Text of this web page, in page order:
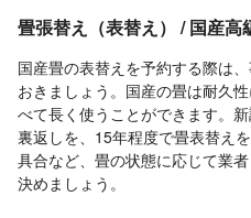
畳張替え（表替え） / 国産高
国産畳の表替えを予約する際は
おきましょう。国産の畳は耐久
べて長く使うことができます。
裏返しを、15年程度で畳表替え
具合など、畳の状態に応じて業
決めましょう。